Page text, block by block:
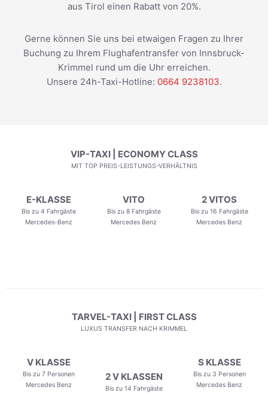
aus Tirol einen Rabatt von 20%.
Gerne können Sie uns bei etwaigen Fragen zu Ihrer
Buchung zu Ihrem Flughafentransfer von Innsbruck-
Krimmel rund um die Uhr erreichen.
Unsere 24h-Taxi-Hotline: 0664 9238103.
VIP-TAXI | ECONOMY CLASS
MIT TOP PREIS-LEISTUNGS-VERHÄLTNIS
E-KLASSE
Bis zu 4 Fahrgäste
Mercedes-Benz
VITO
Bis zu 8 Fahrgäste
Mercedes Benz
2 VITOS
Bis zu 16 Fahrgäste
Mercedes Benz
TARVEL-TAXI | FIRST CLASS
LUXUS TRANSFER NACH KRIMMEL
V KLASSE
Bis zu 7 Personen
Mercedes Benz
2 V KLASSEN
Bis zu 14 Fahrgäste
S KLASSE
Bis zu 3 Personen
Mercedes Benz